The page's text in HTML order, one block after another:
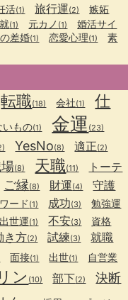
活(1) 旅行運(2) 嫉妬
(1) 元カノ (1)
婚活サイ
差婚(1) 恋愛心理(1)
素
転職(18) 会社(1)
仕
いもの(1) 金運 (23)
YesNo(8) 適正(2)
(8) 天職(11)
トーテ
ご縁(8) 財運(4)
守護
ード (1) 成功(3) 勉強運
出世運(1) 不安(3) 資格
き方(2) 試練(3) 就職
面接(1) 出世(1) 自営業
ン (10) 部下(2) 決断